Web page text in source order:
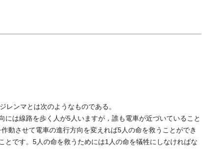
ンマとは次のようなものである。
は線路を歩く人が5人いますが，誰も電車が近づいていること
動させて電車の進行方向を変えれば5人の命を救うことができ
とです。5人の命を救うためには1人の命を犠牲にしなければな